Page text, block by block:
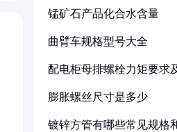
锰矿石产品化合水含量
曲臂车规格型号大全
配电柜母排螺栓力矩要求
膨胀螺丝尺寸是多少
镀锌方管有哪些常见规格